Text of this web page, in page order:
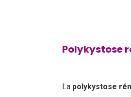
Polykystose
La polykystose